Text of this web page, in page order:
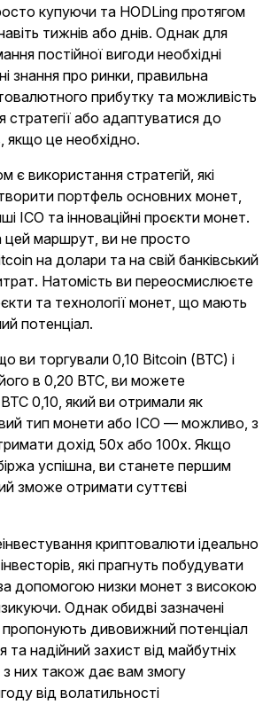
купуючи та HODLing протягом
навіть тижнів або днів. Однак для
постійної вигоди необхідні
знання про ринки, правильна
прибутку та можливість
або адаптуватися до
якщо це необхідно.
є використання стратегій, які
портфель основних монет,
ICO та інноваційні проєкти монет.
цей маршрут, ви не просто
на долари та на свій банківський
Натомість ви переосмислюєте
та технології монет, що мають
потенціал.
ви торгували 0,10 Bitcoin (BTC) і
в 0,20 BTC, ви можете
0,10, який ви отримали як
тип монети або ICO — можливо, з
дохід 50x або 100x. Якщо
успішна, ви станете першим
зможе отримати суттєві
криптовалюти ідеально
які прагнуть побудувати
допомогою низки монет з високою
Однак обидві зазначені
пропонують дивовижний потенціал
та надійний захист від майбутніх
з них також дає вам змогу
від волатильності